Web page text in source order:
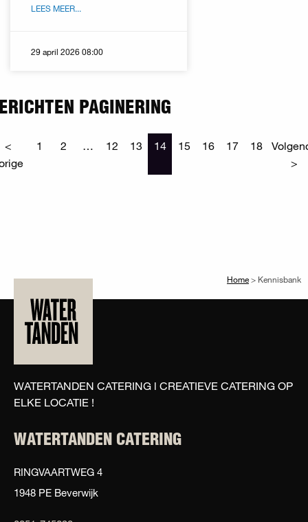
LEES MEER...
29 april 2026 08:00
PAGINERING
<
1 2 12 13 14 15 16 17 18
>
Home> Kennisbank
WATERTANDEN CATERING l CREATIEVE CATERING OP
ELKE LOCATIE !
WATERTANDEN CATERING
RINGVAARTWEG 4
1948 PE Beverwijk